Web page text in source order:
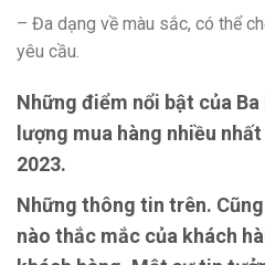
– Đa dạng về màu sắc, có thể
yêu cầu.
Những điểm nổi bật của
lượng mua hàng nhiều
2023.
Những thông tin trên.
nào thắc mắc của khách